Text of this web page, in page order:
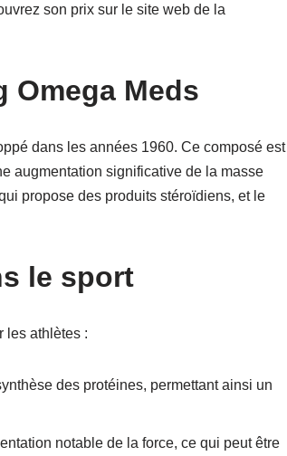
son prix sur le site web de la
Omega Meds
dans les années 1960. Ce composé est
augmentation significative de la masse
propose des produits stéroïdiens, et le
le sport
les athlètes :
des protéines, permettant ainsi un
notable de la force, ce qui peut être